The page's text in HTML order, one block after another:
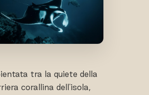
tra la quiete della
corallina dell'isola,